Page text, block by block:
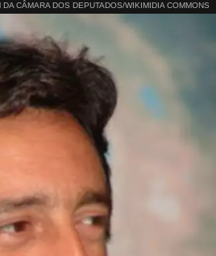
CÂMARA DOS DEPUTADOS/WIKIMIDIA COMMONS